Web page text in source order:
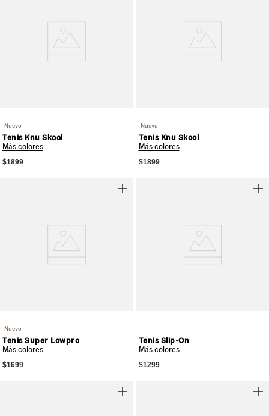
Nuevo
Tenis Knu Skool
Más colores
$1899
Nuevo
Tenis Knu Skool
Más colores
$1899
Nuevo
Tenis Super Lowpro
Más colores
$1699
Tenis Slip-On
Más colores
$1299